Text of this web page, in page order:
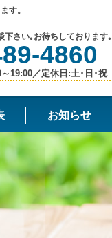
す。
下さい｡お待ちしております｡
4860
19:00／定休日:土･日･祝
お知らせ